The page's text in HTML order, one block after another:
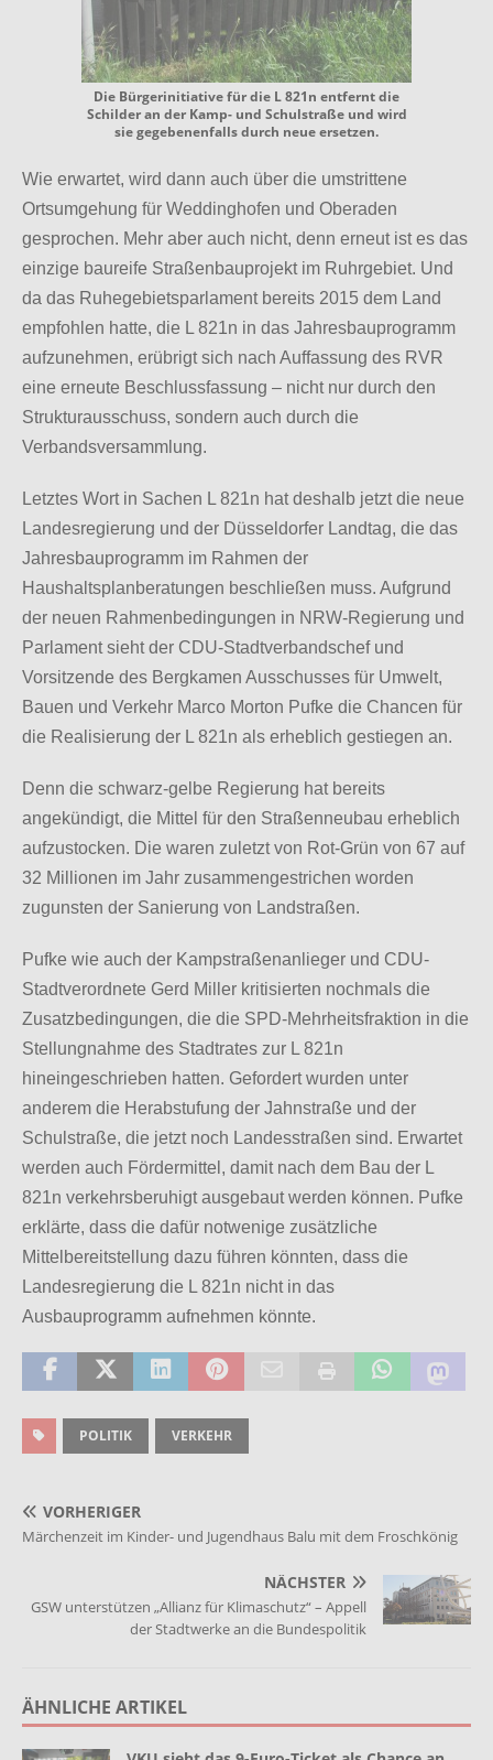
Die Bürgerinitiative für die L 821n entfernt die
Schilder an der Kamp- und Schulstraße und wird
sie gegebenenfalls durch neue ersetzen.
Wie erwartet, wird dann auch über die umstrittene
Ortsumgehung für Weddinghofen und Oberaden
gesprochen. Mehr aber auch nicht, denn erneut ist es das
einzige baureife Straßenbauprojekt im Ruhrgebiet. Und
da das Ruhegebietsparlament bereits 2015 dem Land
empfohlen hatte, die L 821n in das Jahresbauprogramm
aufzunehmen, erübrigt sich nach Auffassung des RVR
eine erneute Beschlussfassung – nicht nur durch den
Strukturausschuss, sondern auch durch die
Verbandsversammlung.
Letztes Wort in Sachen L 821n hat deshalb jetzt die neue
Landesregierung und der Düsseldorfer Landtag, die das
Jahresbauprogramm im Rahmen der
Haushaltsplanberatungen beschließen muss. Aufgrund
der neuen Rahmenbedingungen in NRW-Regierung und
Parlament sieht der CDU-Stadtverbandschef und
Vorsitzende des Bergkamen Ausschusses für Umwelt,
Bauen und Verkehr Marco Morton Pufke die Chancen für
die Realisierung der L 821n als erheblich gestiegen an.
Denn die schwarz-gelbe Regierung hat bereits
angekündigt, die Mittel für den Straßenneubau erheblich
aufzustocken. Die waren zuletzt von Rot-Grün von 67 auf
32 Millionen im Jahr zusammengestrichen worden
zugunsten der Sanierung von Landstraßen.
Pufke wie auch der Kampstraßenanlieger und CDU-
Stadtverordnete Gerd Miller kritisierten nochmals die
Zusatzbedingungen, die die SPD-Mehrheitsfraktion in die
Stellungnahme des Stadtrates zur L 821n
hineingeschrieben hatten. Gefordert wurden unter
anderem die Herabstufung der Jahnstraße und der
Schulstraße, die jetzt noch Landesstraßen sind. Erwartet
werden auch Fördermittel, damit nach dem Bau der L
821n verkehrsberuhigt ausgebaut werden können. Pufke
erklärte, dass die dafür notwenige zusätzliche
Mittelbereitstellung dazu führen könnten, dass die
Landesregierung die L 821n nicht in das
Ausbauprogramm aufnehmen könnte.
POLITIK VERKEHR
VORHERIGER
Märchenzeit im Kinder- und Jugendhaus Balu mit dem Froschkönig
NÄCHSTER
GSW unterstützen „Allianz für Klimaschutz“ – Appell
der Stadtwerke an die Bundespolitik
ÄHNLICHE ARTIKEL